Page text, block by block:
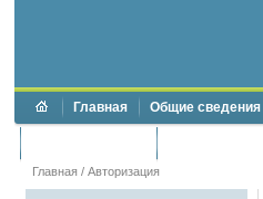
Главная Общие сведения
Главная / Авторизация